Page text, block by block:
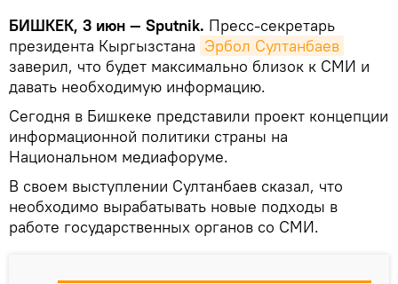
БИШКЕК, 3 июн — Sputnik. Пресс-секретарь
президента Кыргызстана Эрбол Султанбаев
заверил, что будет максимально близок к СМИ и
давать необходимую информацию.
Сегодня в Бишкеке представили проект концепции
информационной политики страны на
Национальном медиафоруме.
В своем выступлении Султанбаев сказал, что
необходимо вырабатывать новые подходы в
работе государственных органов со СМИ.